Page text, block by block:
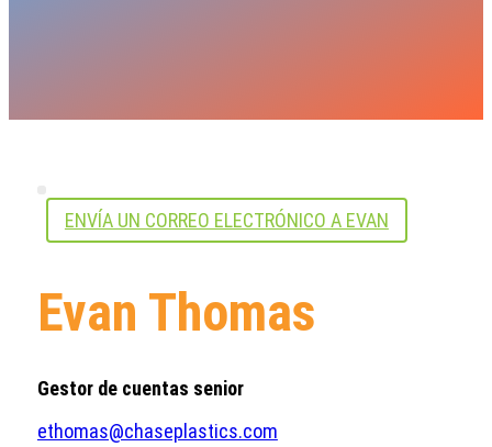
ENVÍA UN CORREO ELECTRÓNICO A EVAN
Evan Thomas
Gestor de cuentas senior
ethomas@chaseplastics.com